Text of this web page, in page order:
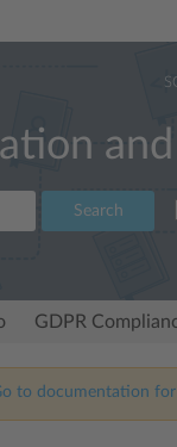
Search
GDPR
to documentation for